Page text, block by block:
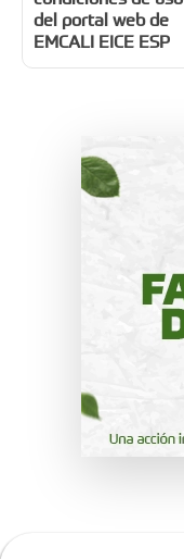
del portal web de
EMCALI EICE ESP